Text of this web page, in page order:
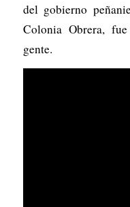
del gobierno
Colonia Obrera,
gente.